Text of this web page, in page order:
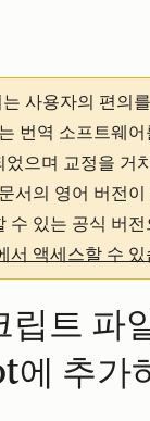
사용자의 편의
번역 소프트웨
었으며 교정을 거
서의 영어 버전이
수 있는 공식 버
서 액세스할 수
립트 파
에 추가